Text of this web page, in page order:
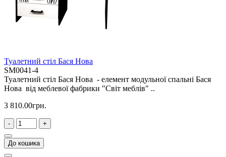
Туалетний стіл Бася Нова
SM0041-4
Туалетний стіл Бася Нова - елемент модульної спальні Бася
Нова від меблевої фабрики "Cвіт меблів" ..
3 810.00грн.
- +
До кошика